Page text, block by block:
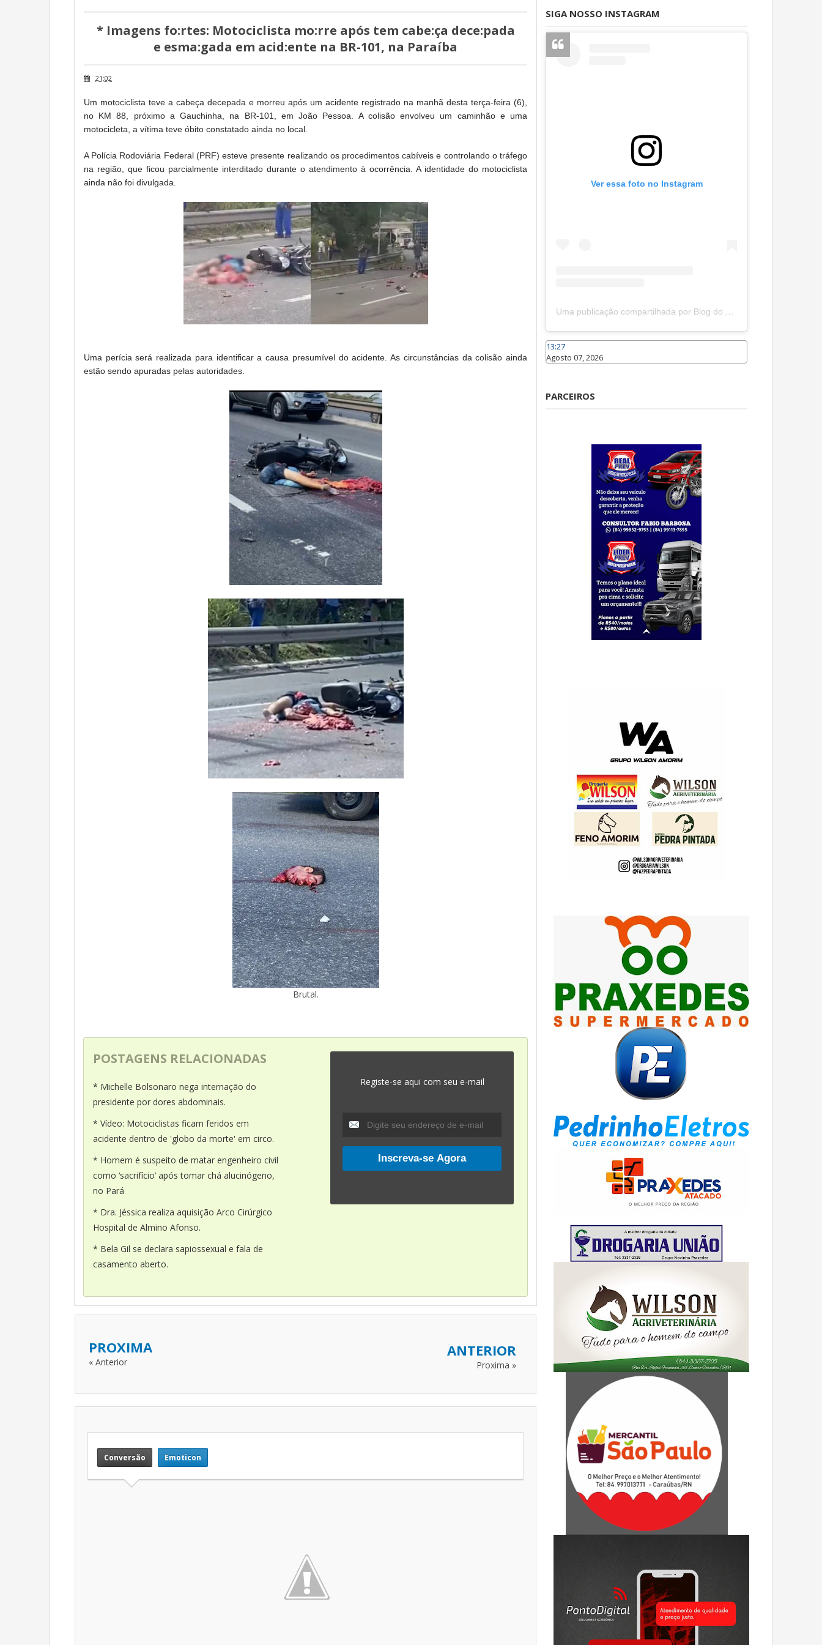
* Imagens fo:rtes: Motociclista mo:rre após tem cabe:ça dece:pada
e esma:gada em acid:ente na BR-101, na Paraíba
21:02
Um motociclista teve a cabeça decepada e morreu após um acidente registrado na manhã desta terça-feira (6),
no KM 88, próximo a Gauchinha, na BR-101, em João Pessoa. A colisão envolveu um caminhão e uma
motocicleta, a vítima teve óbito constatado ainda no local.
A Polícia Rodoviária Federal (PRF) esteve presente realizando os procedimentos cabíveis e controlando o tráfego
na região, que ficou parcialmente interditado durante o atendimento à ocorrência. A identidade do motociclista
ainda não foi divulgada.
Uma perícia será realizada para identificar a causa presumível do acidente. As circunstâncias da colisão ainda
estão sendo apuradas pelas autoridades.
Brutal.
POSTAGENS RELACIONADAS
* Michelle Bolsonaro nega internação do
presidente por dores abdominais.
* Vídeo: Motociclistas ficam feridos em
acidente dentro de 'globo da morte' em circo.
* Homem é suspeito de matar engenheiro civil
como ‘sacrifício’ após tomar chá alucinógeno,
no Pará
* Dra. Jéssica realiza aquisição Arco Cirúrgico
Hospital de Almino Afonso.
* Bela Gil se declara sapiossexual e fala de
casamento aberto.
Registe-se aqui com seu e-mail
PROXIMA
« Anterior
ANTERIOR
Proxima »
Conversão Emoticon
SIGA NOSSO INSTAGRAM
Ver essa foto no Instagram
Uma publicação compartilhada por Blog do João Marcolino (@joaomarcolinoneto)
13:27
Agosto 07, 2026
PARCEIROS